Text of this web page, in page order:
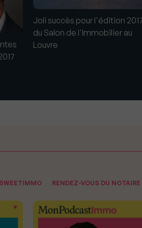
Joli succès pour l'édition
du Salon de l'Immobilier au
Louvre
RENDEZ-VOUS DU NOTAIRE